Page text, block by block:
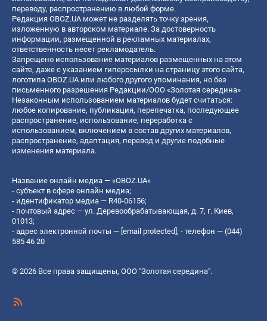
переводу, распространению в любой форме.
Редакция OBOZ.UA может не разделять точку зрения,
изложенную в авторском материале. За достоверность
информации, размещенной в рекламных материалах,
ответственность несет рекламодатель.
Запрещено использование материалов размещенных на этом
сайте, даже с указанием гиперссылки на страницу этого сайта,
логотипа OBOZ.UA или любого другого упоминания, но без
письменного разрешения Редакции/ООО «Золотая середина»
Незаконным использованием материалов будет считаться:
любое копирование, публикация, перепечатка, последующее
распространение, использование, переработка с
использованием, включением в состав других материалов,
распространение, адаптация, перевод и другие подобные
изменения материала.
Название онлайн медиа — «OBOZ.UA»
- субъект в сфере онлайн медиа;
- идентификатор медиа — R40-06156;
- почтовый адрес — ул. Деревообрабатывающая, д. 7, г. Киев,
01013;
- адрес электронной почты — [email protected]; - телефон — (044)
585 46 20
© 2026 Все права защищены, ООО "Золотая середина".